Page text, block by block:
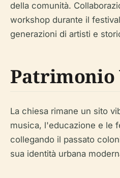
della comunità.
workshop durante il
generazioni di artisti e
Patrimonio
La chiesa rimane un sito
musica, l'educazione e le
collegando il passato
sua identità urbana